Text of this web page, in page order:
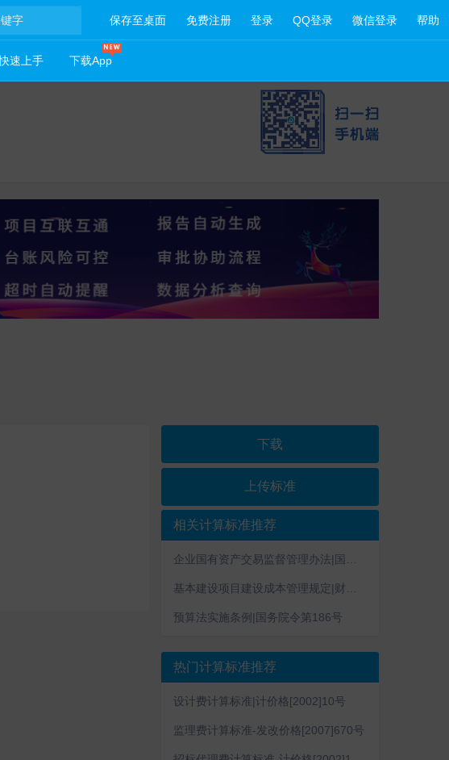
免费注册 登录 QQ登录 微信登录 帮助
保存至桌面
速上手 下载App
下载
上传标准
相关计算标准推荐
预算法实施条例|国务院令第186号
热门计算标准推荐
设计费计算标准|计价格[2002]10号
监理费计算标准-发改价格[2007]670号